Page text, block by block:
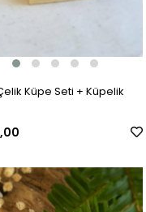
Çelik Küpe Seti + Küpelik